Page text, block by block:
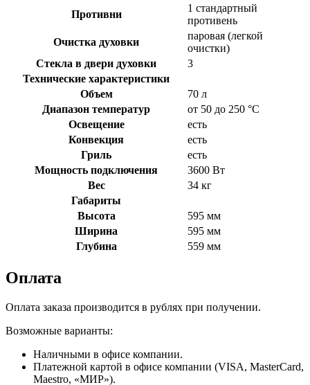
Противни
1 стандартный
противень
Очистка духовки
паровая (легкой
очистки)
Стекла в двери духовки
3
Технические характеристики
Объем
70 л
Диапазон температур
от 50 до 250 °C
Освещение
есть
Конвекция
есть
Гриль
есть
Мощность подключения
3600 Вт
Вес
34 кг
Габариты
Высота
595 мм
Ширина
595 мм
Глубина
559 мм
Оплата
Оплата заказа производится в рублях при получении.
Возможные варианты:
Наличными в офисе компании.
Платежной картой в офисе компании (VISA, MasterCard,
Maestro, «МИР»).